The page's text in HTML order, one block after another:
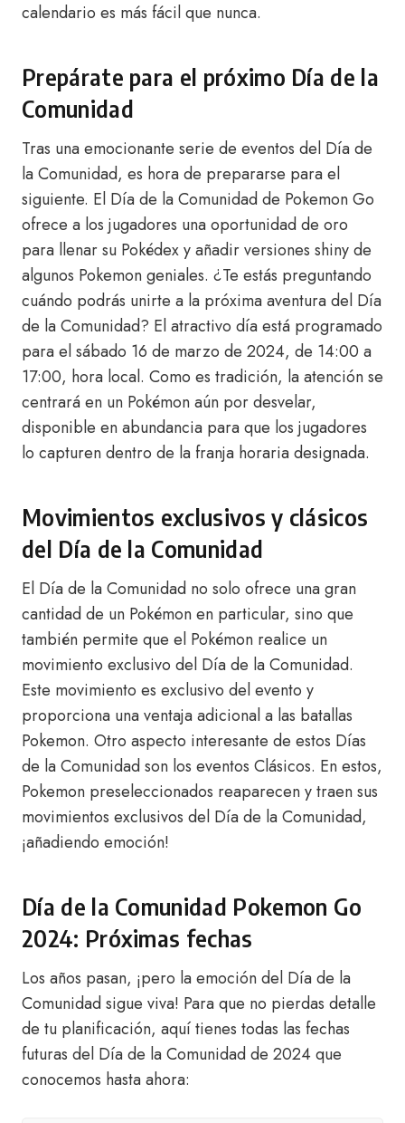
calendario es más fácil que nunca.
Prepárate para el próximo Día de la
Comunidad
Tras una emocionante serie de eventos del Día de
la Comunidad, es hora de prepararse para el
siguiente. El Día de la Comunidad de Pokemon Go
ofrece a los jugadores una oportunidad de oro
para llenar su Pokédex y añadir versiones shiny de
algunos Pokemon geniales. ¿Te estás preguntando
cuándo podrás unirte a la próxima aventura del Día
de la Comunidad? El atractivo día está programado
para el sábado 16 de marzo de 2024, de 14:00 a
17:00, hora local. Como es tradición, la atención se
centrará en un Pokémon aún por desvelar,
disponible en abundancia para que los jugadores
lo capturen dentro de la franja horaria designada.
Movimientos exclusivos y clásicos
del Día de la Comunidad
El Día de la Comunidad no solo ofrece una gran
cantidad de un Pokémon en particular, sino que
también permite que el Pokémon realice un
movimiento exclusivo del Día de la Comunidad.
Este movimiento es exclusivo del evento y
proporciona una ventaja adicional a las batallas
Pokemon. Otro aspecto interesante de estos Días
de la Comunidad son los eventos Clásicos. En estos,
Pokemon preseleccionados reaparecen y traen sus
movimientos exclusivos del Día de la Comunidad,
¡añadiendo emoción!
Día de la Comunidad Pokemon Go
2024: Próximas fechas
Los años pasan, ¡pero la emoción del Día de la
Comunidad sigue viva! Para que no pierdas detalle
de tu planificación, aquí tienes todas las fechas
futuras del Día de la Comunidad de 2024 que
conocemos hasta ahora: